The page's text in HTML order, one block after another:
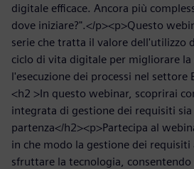
digitale efficace. Ancora più
dove iniziare?".</p><p>Questo
serie che tratta il valore dell'utilizzo
ciclo di vita digitale per migliorare
l'esecuzione dei processi nel
<h2 >In questo webinar, scoprirai
integrata di gestione dei requisiti
partenza</h2><p>Partecipa al
in che modo la gestione dei requisiti
sfruttare la tecnologia, consentendo